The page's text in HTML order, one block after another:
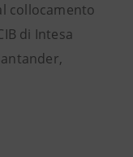
collocamento
di Intesa